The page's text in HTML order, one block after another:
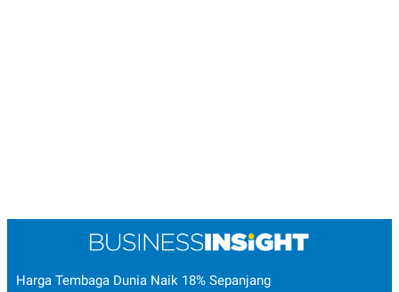
Harga Tembaga Dunia Naik 18% Sepanjang